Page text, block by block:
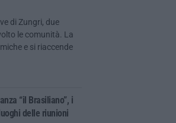
di Zungri, due
le comunità. La
e si riaccende
“il Brasiliano”, i
delle riunioni